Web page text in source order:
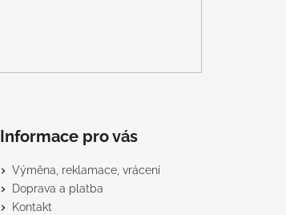
Informace pro vás
Výměna, reklamace, vrácení
Doprava a platba
Kontakt